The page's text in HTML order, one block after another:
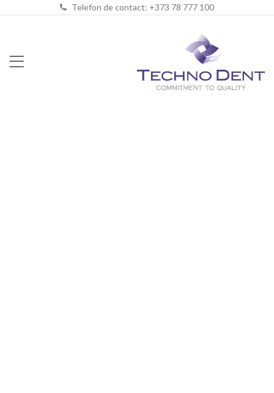
Telefon de contact: +373 78 777 100